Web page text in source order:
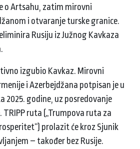
o Artsahu, zatim mirovni
i otvaranje turske granice.
Rusiju iz Južnog Kavkaza
izgubio Kavkaz. Mirovni
i Azerbejdžana potpisan je u
2025. godine, uz posredovanje
TRIPP ruta („Trumpova ruta za
prolazit će kroz Sjunik
– također bez Rusije.